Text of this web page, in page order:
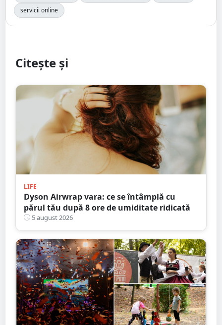
servicii online
Citește și
LIFE
Dyson Airwrap vara: ce se întâmplă cu
părul tău după 8 ore de umiditate ridicată
5 august 2026